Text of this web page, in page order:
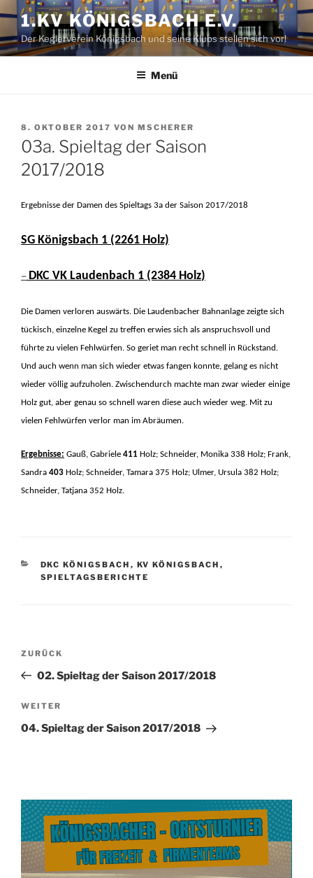
Zum
Inhalt
springen
1.KV KÖNIGSBACH E.V.
Der Keglerverein Königsbach und seine Klubs stellen sich vor!
Menü
VERÖFFENTLICHT
AM
8. OKTOBER 2017 VON MSCHERER
03a. Spieltag der Saison
2017/2018
Ergebnisse der Damen des Spieltags 3a der Saison 2017/2018
SG Königsbach 1 (2261 Holz)
– DKC VK Laudenbach 1 (2384 Holz)
Die Damen verloren auswärts. Die Laudenbacher Bahnanlage zeigte sich
tückisch, einzelne Kegel zu treffen erwies sich als anspruchsvoll und
führte zu vielen Fehlwürfen. So geriet man recht schnell in Rückstand.
Und auch wenn man sich wieder etwas fangen konnte, gelang es nicht
wieder völlig aufzuholen. Zwischendurch machte man zwar wieder einige
Holz gut, aber genau so schnell waren diese auch wieder weg. Mit zu
vielen Fehlwürfen verlor man im Abräumen.
Ergebnisse: Gauß, Gabriele 411 Holz; Schneider, Monika 338 Holz; Frank,
Sandra 403 Holz; Schneider, Tamara 375 Holz; Ulmer, Ursula 382 Holz;
Schneider, Tatjana 352 Holz.
KATEGORIEN
DKC KÖNIGSBACH , KV KÖNIGSBACH ,
SPIELTAGSBERICHTE
Beitragsnavigation
Vorheriger
Beitrag
ZURÜCK
02. Spieltag der Saison 2017/2018
Nächster
Beitrag
WEITER
04. Spieltag der Saison 2017/2018